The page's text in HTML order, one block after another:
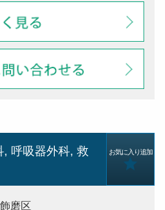
呼吸器外科, 救
お気に入り追加
磨区